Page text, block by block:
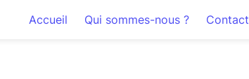
Accueil Qui sommes-nous ? Contact